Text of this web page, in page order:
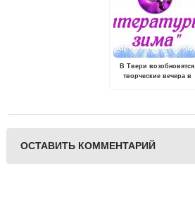
В Твери возобновятся
творческие вечера в
ОСТАВИТЬ КОММЕНТАРИЙ